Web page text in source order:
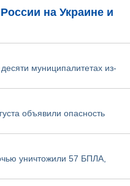
на Украине и
муниципалитетах из-
объявили опасность
уничтожили 57 БПЛА,